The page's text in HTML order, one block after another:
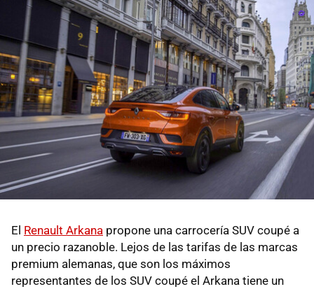
El Renault Arkana propone una carrocería SUV coupé a
un precio razanoble. Lejos de las tarifas de las marcas
premium alemanas, que son los máximos
representantes de los SUV coupé el Arkana tiene un